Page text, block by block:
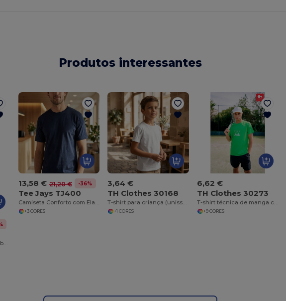
Produtos interessantes
Avental polialgodão sem bolso
13,58 € 21,20 € -36%
Tee Jays TJ400
Camiseta Conforto com Elastano e Algodão Premium
+3 CORES
3,64 €
TH Clothes 30168
T-shirt para criança (unissexo) em algodão
+1 CORES
6,62 €
TH Clothes 30273
T-shirt técnica de manga curta em poliéster
+9 CORES